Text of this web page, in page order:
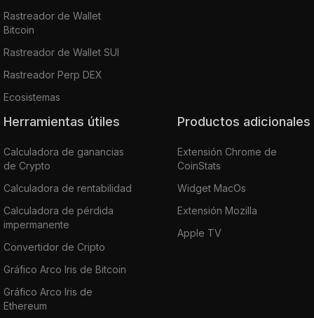
Rastreador de Wallet
Bitcoin
Rastreador de Wallet SUI
Rastreador Perp DEX
Ecosistemas
Herramientas útiles
Calculadora de ganancias
de Crypto
Calculadora de rentabilidad
Calculadora de pérdida
impermanente
Convertidor de Cripto
Gráfico Arco Iris de Bitcoin
Gráfico Arco Iris de
Ethereum
Productos adicionales
Extensión Chrome de
CoinStats
Widget MacOs
Extensión Mozilla
Apple TV